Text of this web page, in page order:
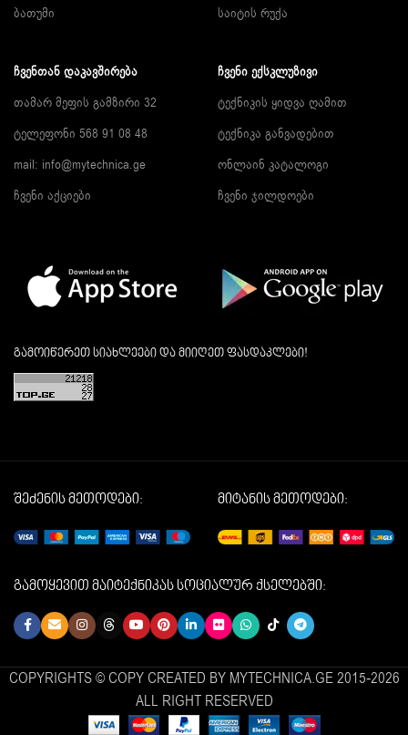
ბათუმი
საიტის რუქა
ᲩᲕᲔᲜᲗᲐᲜ ᲓᲐᲙᲐᲕᲨᲘᲠᲔᲑᲐ
თამარ მეფის გამზირი 32
ტელეფონი 568 91 08 48
mail: info@mytechnica.ge
ჩვენი აქციები
ᲩᲕᲔᲜᲘ ᲔᲥᲡᲙᲚᲣᲖᲘᲕᲘ
ტექნიკის ყიდვა ღამით
ტექნიკა განვადებით
ონლაინ კატალოგი
ჩვენი ჯილდოები
გამოიწერეთ სიახლეები და მიიღეთ ფასდაკლები!
შეძენის მეთოდები: მიტანის მეთოდები:
გამოყევით მაიტექნიკას სოციალურ ქსელებში:
COPYRIGHTS © COPY CREATED BY MYTECHNICA.GE 2015-2026
ALL RIGHT RESERVED